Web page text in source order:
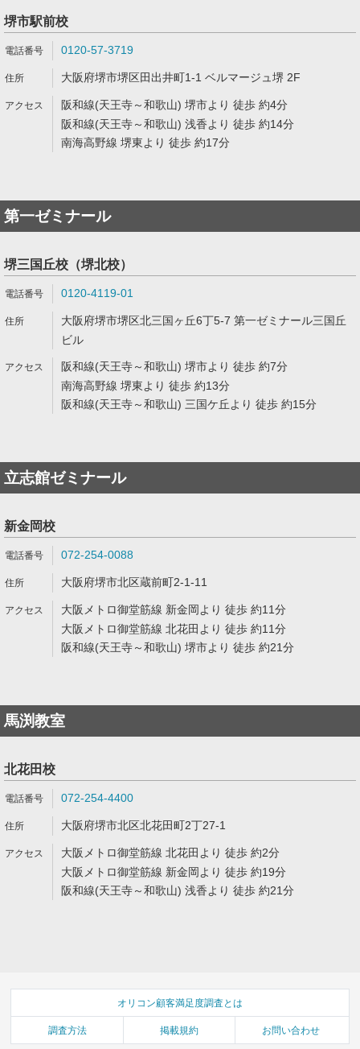
堺市駅前校
0120-57-3719
大阪府堺市堺区田出井町1-1 ベルマージュ堺 2F
阪和線(天王寺～和歌山) 堺市より 徒歩 約4分
阪和線(天王寺～和歌山) 浅香より 徒歩 約14分
南海高野線 堺東より 徒歩 約17分
第一ゼミナール
堺三国丘校（堺北校）
0120-4119-01
大阪府堺市堺区北三国ヶ丘6丁5-7 第一ゼミナール三国丘
ビル
阪和線(天王寺～和歌山) 堺市より 徒歩 約7分
南海高野線 堺東より 徒歩 約13分
阪和線(天王寺～和歌山) 三国ケ丘より 徒歩 約15分
立志館ゼミナール
新金岡校
072-254-0088
大阪府堺市北区蔵前町2-1-11
大阪メトロ御堂筋線 新金岡より 徒歩 約11分
大阪メトロ御堂筋線 北花田より 徒歩 約11分
阪和線(天王寺～和歌山) 堺市より 徒歩 約21分
馬渕教室
北花田校
072-254-4400
大阪府堺市北区北花田町2丁27-1
大阪メトロ御堂筋線 北花田より 徒歩 約2分
大阪メトロ御堂筋線 新金岡より 徒歩 約19分
阪和線(天王寺～和歌山) 浅香より 徒歩 約21分
オリコン顧客満足度調査とは
調査方法 掲載規約 お問い合わせ